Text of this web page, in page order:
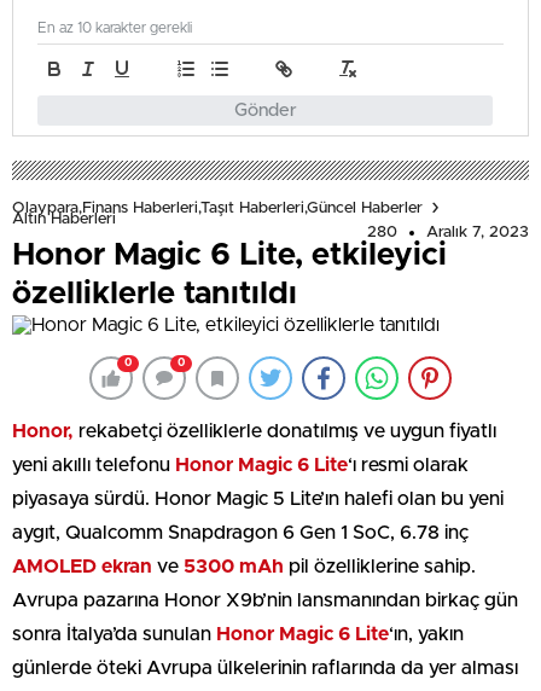
Gönder
En az 10 karakter gerekli
Olaypara,Finans Haberleri,Taşıt Haberleri,Güncel Haberler
Altın Haberleri
280
Aralık 7, 2023
Honor Magic 6 Lite, etkileyici
özelliklerle tanıtıldı
0 0
Honor, rekabetçi özelliklerle donatılmış ve uygun fiyatlı
yeni akıllı telefonu Honor Magic 6 Lite‘ı resmi olarak
piyasaya sürdü. Honor Magic 5 Lite’ın halefi olan bu yeni
aygıt, Qualcomm Snapdragon 6 Gen 1 SoC, 6.78 inç
AMOLED ekran ve 5300 mAh pil özelliklerine sahip.
Avrupa pazarına Honor X9b’nin lansmanından birkaç gün
sonra İtalya’da sunulan Honor Magic 6 Lite‘ın, yakın
günlerde öteki Avrupa ülkelerinin raflarında da yer alması